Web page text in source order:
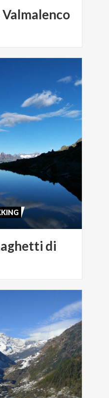
Valmalenco
di